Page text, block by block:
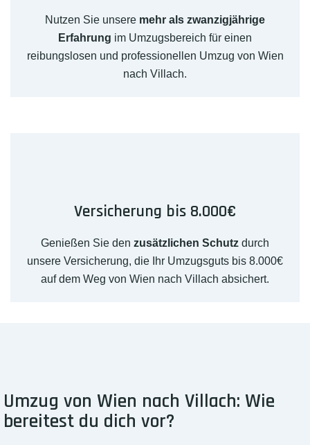
Nutzen Sie unsere mehr als zwanzigjährige
Erfahrung im Umzugsbereich für einen
reibungslosen und professionellen Umzug von Wien
nach Villach.
Versicherung bis 8.000€
Genießen Sie den zusätzlichen Schutz durch
unsere Versicherung, die Ihr Umzugsguts bis 8.000€
auf dem Weg von Wien nach Villach absichert.
Umzug von Wien nach Villach: Wie
bereitest du dich vor?